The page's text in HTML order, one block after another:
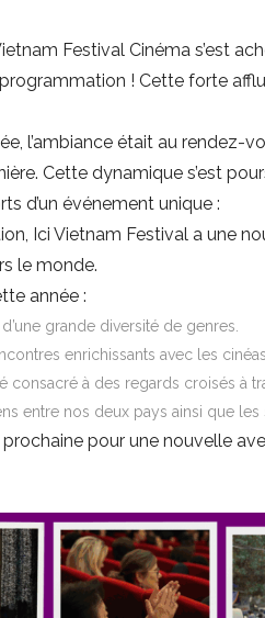
Festival Cinéma s’est
! Cette forte
l’ambiance était au
Cette dynamique s’est
d’un événement unique :
Ici Vietnam Festival a une
le monde.
année :
grande diversité de genres.
enrichissants avec les
consacré à des regards croisés à
entre nos deux pays ainsi que les
prochaine pour une nouvelle